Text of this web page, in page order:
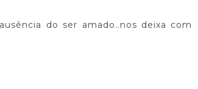
do ser amado..nos deixa com